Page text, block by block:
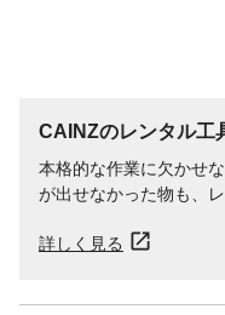
CAINZのレンタル工
本格的な作業に欠かせ
が出せなかった物も、
詳しく見る